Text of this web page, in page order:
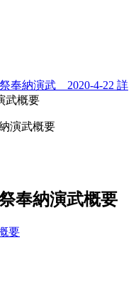
奉納演武 2020-4-22 詳
武概要
演武概要
奉納演武概要
要